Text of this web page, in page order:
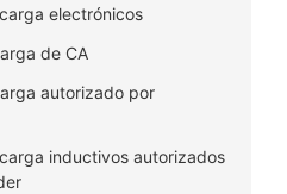
electrónicos
de CA
autorizado por
inductivos autorizados